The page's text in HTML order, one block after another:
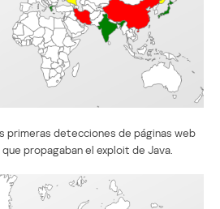
primeras detecciones de páginas web
propagaban el exploit de Java.